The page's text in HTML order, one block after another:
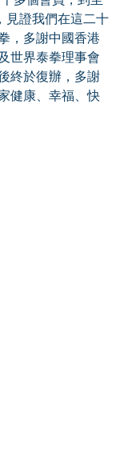
見證我們在這二十
，多謝中國香港
世界泰拳理事會
終於復辦，多謝
健康、幸福、快